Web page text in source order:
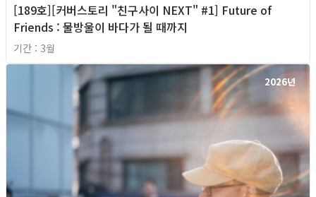
[189호][커버스토리 "친구사이 NEXT" #1] Future of
Friends : 물방울이 바다가 될 때까지
기간 : 3월
2026년